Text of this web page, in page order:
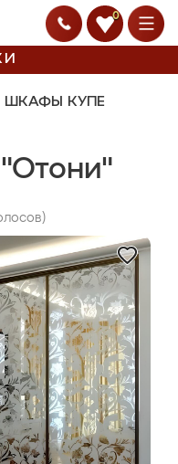
0
ШКАФЫ КУПЕ